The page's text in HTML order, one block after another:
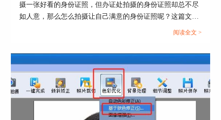
2、 服装替换
办签证的时候我们也可以选择比较正规的着装，如
如下图所示，选择自己喜欢的服装，添加到证件照
上，然后通过照片下方的箭头调整服装的位置，通
过加号或者减号来调整衣服的大小，调整至合适位
置点击确定。
摄一张好看的身份证照，但办证处拍摄的身份证照却总不尽
如人意，那么怎么拍摄让自己满意的身份证照呢？这篇文章
就告诉大家身份证照片怎么拍，证照之星软件如何制作身份
阅读全文 >